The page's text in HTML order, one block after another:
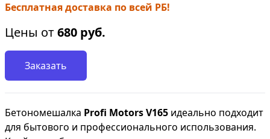
Бесплатная доставка по всей РБ!
Цены от680 руб.
Заказать
Бетономешалка Profi Motors V165 идеально подходит
для бытового и профессионального использования.